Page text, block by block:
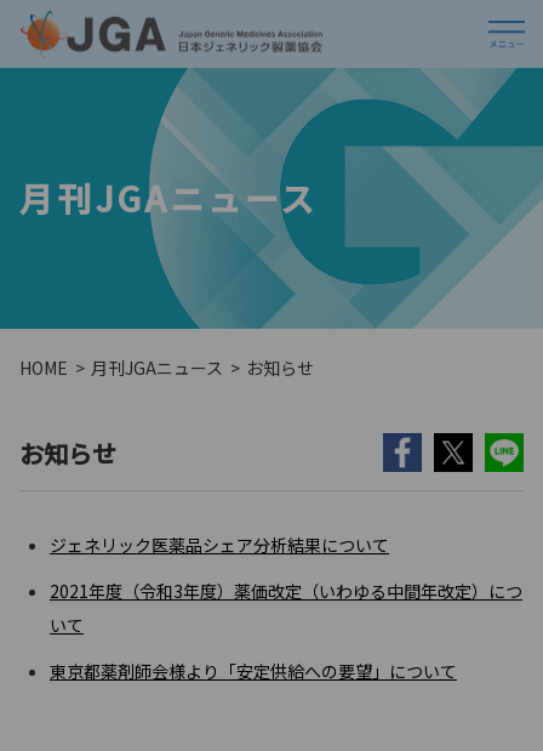
月刊JGAニュース
HOME 月刊JGAニュース お知らせ
お知らせ
ジェネリック医薬品シェア分析結果について
2021年度（令和3年度）薬価改定（いわゆる中間年改定）につ
いて
東京都薬剤師会様より「安定供給への要望」について